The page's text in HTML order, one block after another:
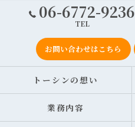
06-6772-9236
TEL
お問い合わせはこちら
トーシンの想い
業務内容